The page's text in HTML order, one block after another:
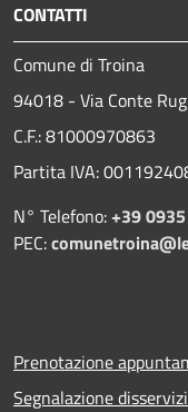
CONTATTI
Comune di Troina
94018 - Via Conte
C.F.: 81000970863
Partita IVA:
N° Telefono:+39
PEC:
Prenotazione
Segnalazione